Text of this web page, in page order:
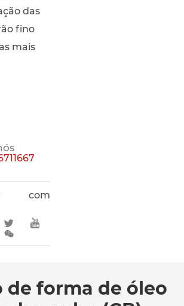
das
fino
mais
com



de forma de óleo